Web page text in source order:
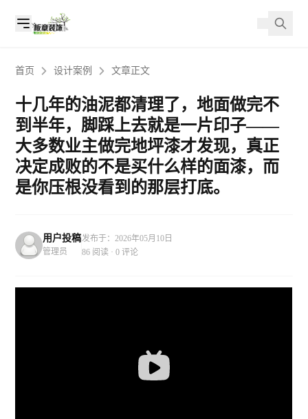
首页 设计案例 文章正文
十几年的油泥都清理了，地面做完不
到半年，脚踩上去就是一片印子——
大多数业主做完地坪漆才发现，真正
决定成败的不是买什么样的面漆，而
是你压根没看到的那层打底。
用户投稿
管理员
发布于：2026年05月10日
86 阅读 · 0 评论